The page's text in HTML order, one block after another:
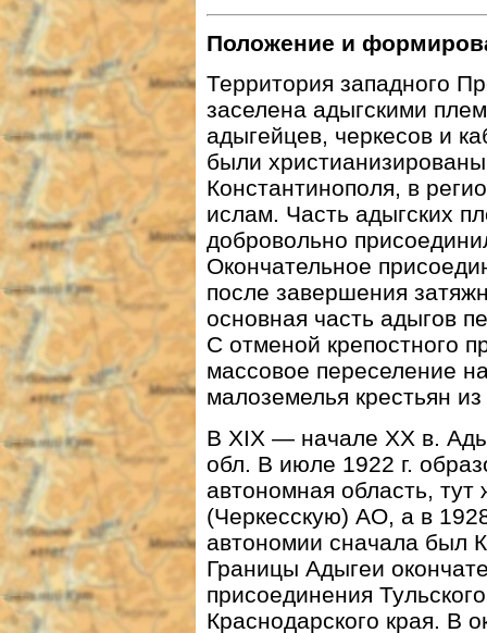
Положение и
Территория западного
заселена адыгскими
адыгейцев, черкесов и
были
Константинополя, в
ислам. Часть адыгских
добровольно
Окончательное
после завершения
основная часть адыгов
С отменой крепостного
массовое переселение
малоземелья крестьян
В XIX — начале ХХ в.
обл. В июле 1922 г.
автономная область,
(Черкесскую) АО, а в
автономии сначала был
Границы Адыгеи
присоединения
Краснодарского края. В